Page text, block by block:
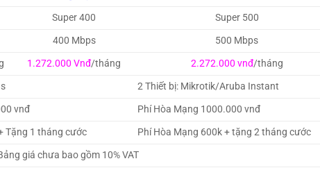
Super 400
Super 500
400 Mbps
500 Mbps
1.272.000 Vnđ/tháng 2.272.000 vnđ/tháng
2 Thiết bị: Mikrotik/Aruba Instant
vnđ
Phí Hòa Mạng 1000.000 vnđ
Tặng 1 tháng cước
Phí Hòa Mạng 600k + tặng 2 tháng cước
giá chưa bao gồm 10% VAT